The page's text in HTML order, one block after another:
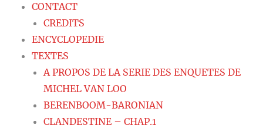
CONTACT
CREDITS
ENCYCLOPEDIE
TEXTES
A PROPOS DE LA SERIE DES ENQUETES DE
MICHEL VAN LOO
BERENBOOM-BARONIAN
CLANDESTINE – CHAP.1